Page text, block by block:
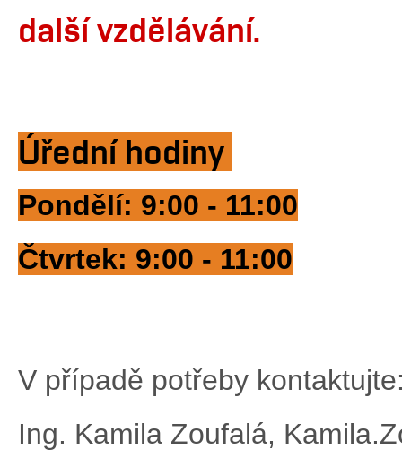
další vzdělávání.
Úřední hodiny
Pondělí: 9:00 - 11:00
Čtvrtek: 9:00 - 11:00
V případě potřeby
Ing. Kamila Zoufalá,